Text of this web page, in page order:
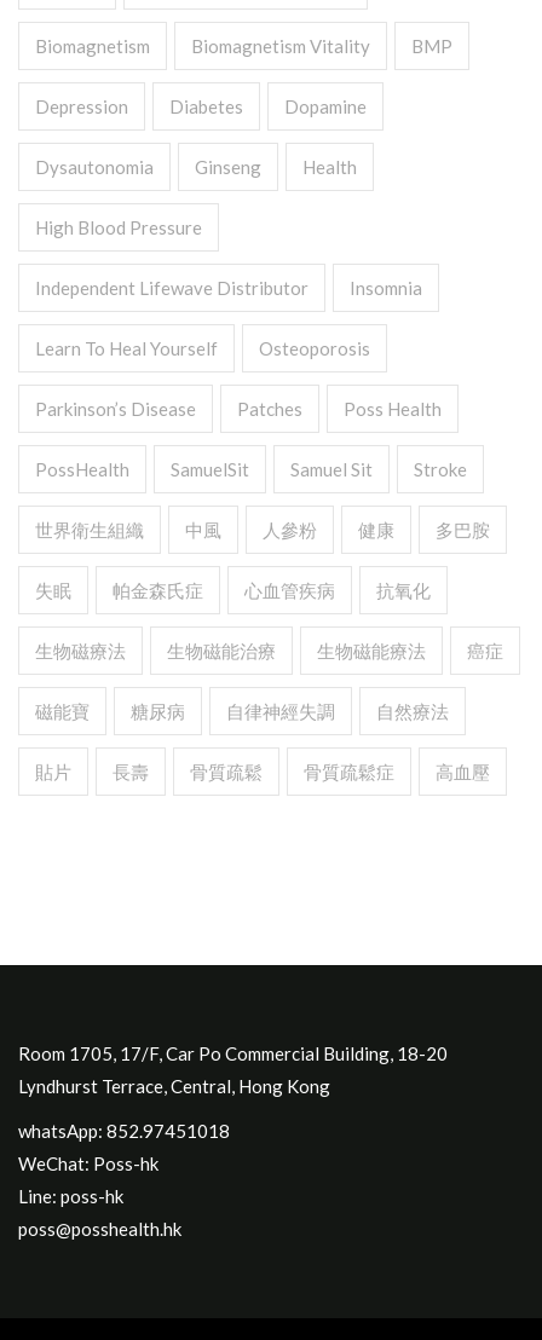
Biomagnetism Biomagnetism Vitality BMP
Depression Diabetes Dopamine
Dysautonomia Ginseng Health
High Blood Pressure
Independent Lifewave Distributor Insomnia
Learn To Heal Yourself Osteoporosis
Parkinson’s Disease Patches Poss Health
PossHealth SamuelSit Samuel Sit Stroke
世界衛生組織 中風 人參粉 健康 多巴胺
失眠 帕金森氏症 心血管疾病 抗氧化
生物磁療法 生物磁能治療 生物磁能療法 癌症
磁能寶 糖尿病 自律神經失調 自然療法
貼片 長壽 骨質疏鬆 骨質疏鬆症 高血壓
Room 1705, 17/F, Car Po Commercial Building, 18-20
Lyndhurst Terrace, Central, Hong Kong
whatsApp: 852.97451018
WeChat: Poss-hk
Line: poss-hk
poss@posshealth.hk